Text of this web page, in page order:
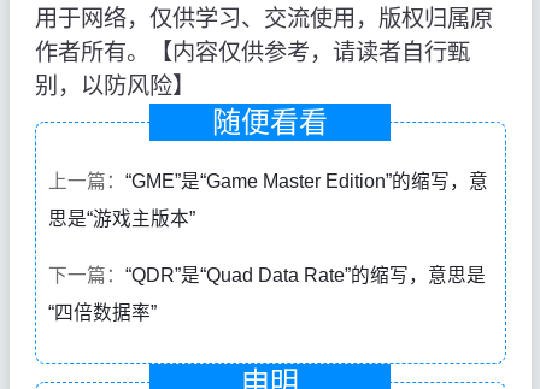
用于网络，仅供学习、交流使用，版权归属原
作者所有。【内容仅供参考，请读者自行甄
别，以防风险】
随便看看
上一篇： “GME”是“Game Master Edition”的缩写，意
思是“游戏主版本”
下一篇： “QDR”是“Quad Data Rate”的缩写，意思是
“四倍数据率”
申明